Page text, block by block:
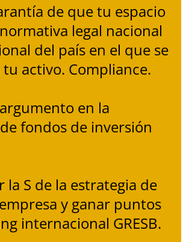
de que tu espacio
legal nacional
del país en el que se
activo. Compliance.
en la
fondos de inversión
la S de la estrategia de
y ganar puntos
internacional GRESB.